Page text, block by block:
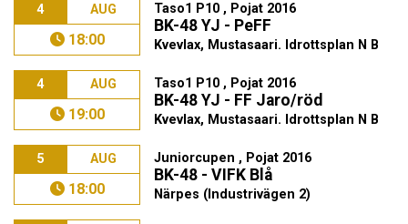
4 AUG
18:00
Taso1 P10 , Pojat 2016
BK-48 YJ - PeFF
Kvevlax, Mustasaari. Idrottsplan N B
4 AUG
19:00
Taso1 P10 , Pojat 2016
BK-48 YJ - FF Jaro/röd
Kvevlax, Mustasaari. Idrottsplan N B
5 AUG
18:00
Juniorcupen , Pojat 2016
BK-48 - VIFK Blå
Närpes (Industrivägen 2)